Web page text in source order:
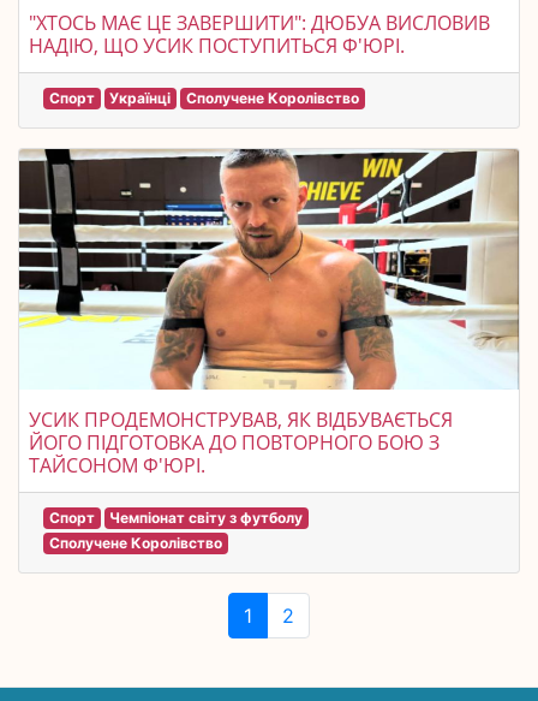
"ХТОСЬ МАЄ ЦЕ ЗАВЕРШИТИ": ДЮБУА ВИСЛОВИВ
НАДІЮ, ЩО УСИК ПОСТУПИТЬСЯ Ф'ЮРІ.
Спорт Українці Сполучене Королівство
УСИК ПРОДЕМОНСТРУВАВ, ЯК ВІДБУВАЄТЬСЯ
ЙОГО ПІДГОТОВКА ДО ПОВТОРНОГО БОЮ З
ТАЙСОНОМ Ф'ЮРІ.
Спорт
Чемпіонат світу з футболу
Сполучене Королівство
1 2